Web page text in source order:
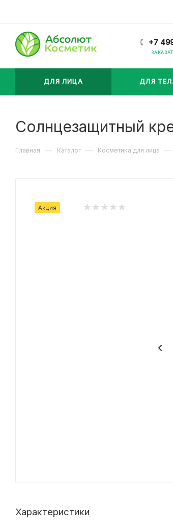
+7
ДЛЯ ЛИЦА ДЛЯ
Солнцезащитный
Главная — Каталог — Косметика для лица —
Акция
Характеристики